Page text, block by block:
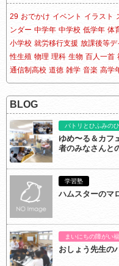
29 おでかけ イベント イラスト
ンダー 中学年 中学校 低学年 体
小学校 就労移行支援 放課後等デ
性生殖 物理 理科 生物 百人一首
通信制高校 道徳 雑学 音楽 高学
BLOG
パトリとひふみの
ゆめ〜る＆カフ
者のみなさんと
学習塾
ハムスターのマ
まいにちの障がい
おしょう先生の